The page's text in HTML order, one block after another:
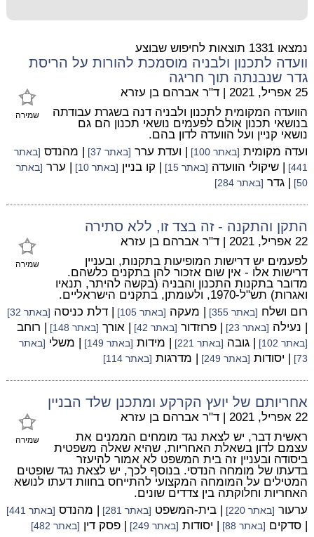
נמצאו 1331 תוצאות לחיפוש שבוצע
וועדה לתכנון ולבניה מוסמכת להורות על הריסת
גדר שנבנתה תוך חריגה
שמירה
25 אפריל, 2021 | ד"ר אברהם בן עזרא
הוועדה המקומית לתכנון ולבניה דנה בשגרת עבודתה
בנושאי תכנון אולם לפעמים נושאי תכנון הם גם
נושאי קניין ועל הוועדה לדון בהם.
ועדה מקומית [באתר 100] | ועדת ערר [באתר 37] | מהנדס [באתר
441]
| שיקולי הוועדה [באתר 15] | קו בניין [באתר 10] | ערר [באתר
50]
| גדר [באתר 284]
התקן והתקנה - זה בצד זו, ללא סתירה
שמירה
22 אפריל, 2021 | ד"ר אברהם בן עזרא
לפעמים יש דרישות המופיעות בתקנות, ובעניין
דרישות אלו - אין שום אזכור להן בתקנים כלשהם.
מדובר בתקנות התכנון והבניה (בקשה להיתר, תנאיו
ואגרות) תש"ל-1970, ולעומתן, בתקנים הישראליים.
רום ושלח [באתר 355] | מעקה [באתר 105] | דלת כניסה [באתר 32]
| נעילה [באתר 23] | פרוזדור [באתר 42] | אורך [באתר 148] | רוחב
[באתר 102] | גובה [באתר 221] | מידות [באתר 149] | משלי [באתר
73]
| יסודות [באתר 249] | מדרגות [באתר 114]
אחריותם של יועץ הקרקע ומתכנן שלד הבניין
שמירה
22 אפריל, 2021 | ד"ר אברהם בן עזרא
ראשית דבר, יש לצאת נגד מומחים הממנים את
עצמם לדון בשאלת האחריות, שהיא שאלה משפטית
ביסודה ובעניין זה בית המשפט לא אמור להיעזר
בדעתו של מומחה הנדסי. בנוסף לכך, יש לצאת נגד שופטים
המטילים על המומחה המקצועי להתייחס בחוות דעתו לנושא
האחריות וחלוקתה בין צדדים שונים.
ערעור [באתר 220] | בית-המשפט [באתר 281] | מהנדס [באתר 441]
| סדקים [באתר 88] | יסודות [באתר 249] | פסק דין [באתר 482]